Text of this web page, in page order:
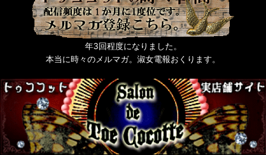
年3回程度になりました。
本当に時々のメルマガ。淑女電報おくります。